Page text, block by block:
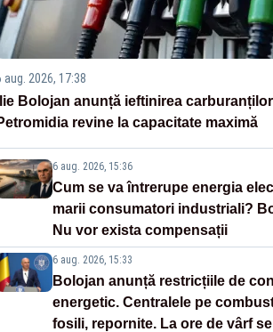
aug. 2026, 17:38
Bolojan anunță ieftinirea
revine la capacitate maximă
6 aug. 2026, 15:36
Cum se va întrerupe energia
marii consumatori industriali?
Nu vor exista compensații
6 aug. 2026, 15:33
Bolojan anunță restricțiile de
energetic. Centralele pe
fosili, repornite. La ore de vârf